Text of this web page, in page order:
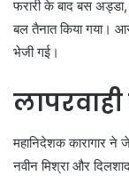
फरारी के बाद बस
बल तैनात किया गया।
भेजी गई।
लापरवाही
महानिदेशक कारागार ने
नवीन मिश्रा और